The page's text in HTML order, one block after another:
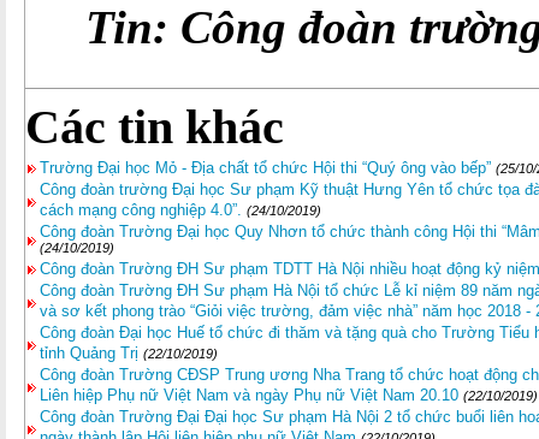
Tin: Công đoàn
Các tin khác
Trường Đại học Mỏ - Địa chất tổ chức Hội thi “Quý ông vào bếp” (25/
Công đoàn trường Đại học Sư phạm Kỹ thuật Hưng Yên tổ chức tọa
cách mạng công nghiệp 4.0”. (24/10/2019)
Công đoàn Trường Đại học Quy Nhơn tổ chức thành công Hội thi
(24/10/2019)
Công đoàn Trường ĐH Sư phạm TDTT Hà Nội nhiều hoạt động kỷ
Công đoàn Trường ĐH Sư phạm Hà Nội tổ chức Lễ kỉ niệm 89 năm
và sơ kết phong trào “Giỏi việc trường, đảm việc nhà” năm học 2018 -
Công đoàn Đại học Huế tổ chức đi thăm và tặng quà cho Trường Tiểu
tỉnh Quảng Trị (22/10/2019)
Công đoàn Trường CĐSP Trung ương Nha Trang tổ chức hoạt động
Liên hiệp Phụ nữ Việt Nam và ngày Phụ nữ Việt Nam 20.10 (22/10/2019)
Công đoàn Trường Đại Đại học Sư phạm Hà Nội 2 tổ chức buổi liên